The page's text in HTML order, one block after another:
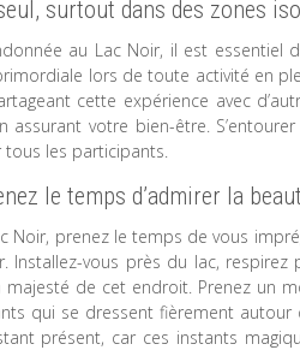
surtout dans des zones
au Lac Noir, il est essentiel
lors de toute activité en
cette expérience avec
votre bien-être.
les participants.
le temps d’admirer la
Noir, prenez le temps de vous
Installez-vous près du lac,
de cet endroit. Prenez un
qui se dressent fièrement
présent, car ces instants